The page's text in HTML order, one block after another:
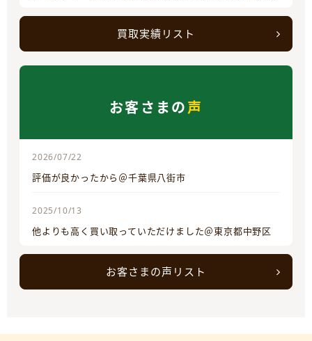
買取実績リスト
お客さまの声
2026/07/22
評価が良かったから＠千葉県八街市
2025/10/13
他よりも高く買い取っていただけました＠東京都中野区
お客さまの声リスト